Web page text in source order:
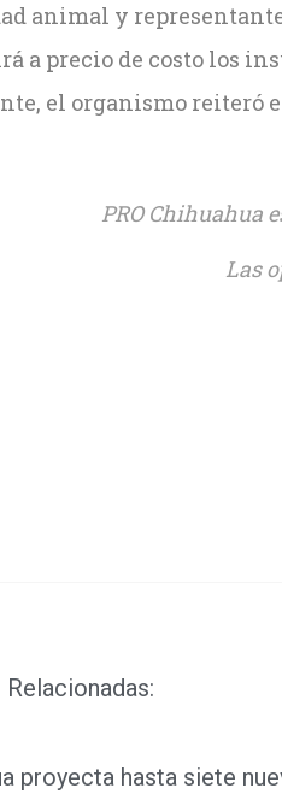
animal y
a precio de costo los
el organismo reiteró
PRO Chihuahua
Las
Relacionadas:
proyecta hasta siete